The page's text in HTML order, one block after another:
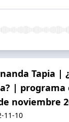
Tapia |
| programa
noviembre
11-10